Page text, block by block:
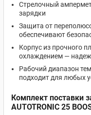
Стрелочный
зарядки
Защита от
обеспечивают
Корпус из прочного
охлаждением —
Рабочий диапазон
подходит для любых
Комплект поставки
AUTOTRONIC 25